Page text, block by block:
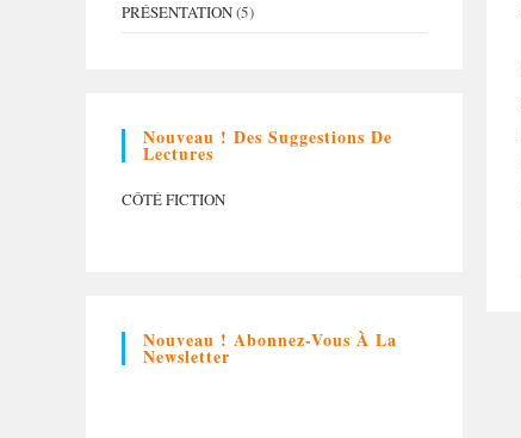
PRÉSENTATION(5)
Nouveau ! Des Suggestions De
Lectures
CÔTÉ FICTION
Nouveau ! Abonnez-Vous À La
Newsletter